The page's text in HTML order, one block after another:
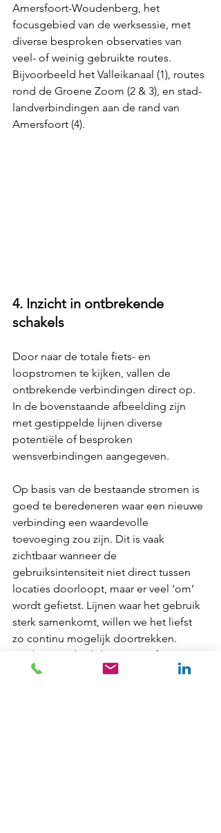
Amersfoort-Woudenberg, het
focusgebied van de werksessie, met
diverse besproken observaties van
veel- of weinig gebruikte routes.
Bijvoorbeeld het Valleikanaal (1), routes
rond de Groene Zoom (2 & 3), en stad-
landverbindingen aan de rand van
Amersfoort (4).
4. Inzicht in ontbrekende
schakels
Door naar de totale fiets- en
loopstromen te kijken, vallen de
ontbrekende verbindingen direct op.
In de bovenstaande afbeelding zijn
met gestippelde lijnen diverse
potentiële of besproken
wensverbindingen aangegeven.
Op basis van de bestaande stromen is
goed te beredeneren waar een nieuwe
verbinding een waardevolle
toevoeging zou zijn. Dit is vaak
zichtbaar wanneer de
gebruiksintensiteit niet direct tussen
locaties doorloopt, maar er veel ‘om’
wordt gefietst. Lijnen waar het gebruik
sterk samenkomt, willen we het liefst
zo continu mogelijk doortrekken.
Onderstaande slide weergeeft één van
de vele uitgelichte missing links met